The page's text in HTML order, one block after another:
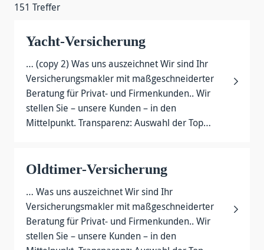
151 Treffer
Yacht-Versicherung
… (copy 2) Was uns auszeichnet Wir sind Ihr
Versicherungsmakler mit maßgeschneiderter
Beratung für Privat- und Firmenkunden.. Wir
stellen Sie – unsere Kunden – in den
Mittelpunkt. Transparenz: Auswahl der Top…
Oldtimer-Versicherung
… Was uns auszeichnet Wir sind Ihr
Versicherungsmakler mit maßgeschneiderter
Beratung für Privat- und Firmenkunden.. Wir
stellen Sie – unsere Kunden – in den